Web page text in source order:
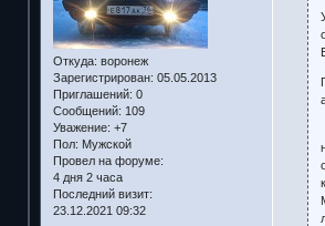
Откуда: воронеж
Зарегистрирован: 05.05.2013
Приглашений: 0
Сообщений: 109
Уважение: +7
Пол: Мужской
Провел на форуме:
4 дня 2 часа
Последний визит:
23.12.2021 09:32